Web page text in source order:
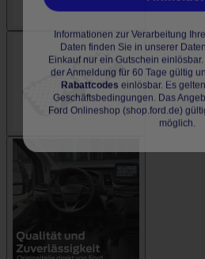
Daten finden Sie in unserer
Einkauf nur ein Gutschein
der Anmeldung für 60 Tage gültig
Rabattcodes einlösbar. Es
Geschäftsbedingungen. Das
Ford Onlineshop (shop.ford.de)
möglich.